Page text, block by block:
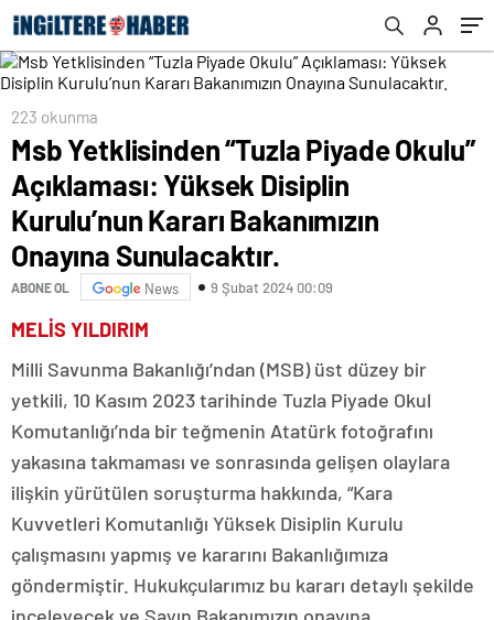
Kararı Bakanımızın Onayına Sunulacaktır.
223 okunma
Msb Yetklisinden “Tuzla Piyade Okulu”
Açıklaması: Yüksek Disiplin
Kurulu’nun Kararı Bakanımızın
Onayına Sunulacaktır.
ABONE OL News 9 Şubat 2024 00:09
MELİS YILDIRIM
Milli Savunma Bakanlığı’ndan (MSB) üst düzey bir
yetkili, 10 Kasım 2023 tarihinde Tuzla Piyade Okul
Komutanlığı’nda bir teğmenin Atatürk fotoğrafını
yakasına takmaması ve sonrasında gelişen olaylara
ilişkin yürütülen soruşturma hakkında, “Kara
Kuvvetleri Komutanlığı Yüksek Disiplin Kurulu
çalışmasını yapmış ve kararını Bakanlığımıza
göndermiştir. Hukukçularımız bu kararı detaylı şekilde